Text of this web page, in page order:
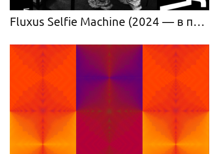
Fluxus Selfie Machine (2024 — в прогрессе)